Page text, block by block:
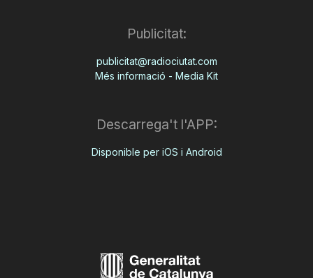
Publicitat:
publicitat@radiociutat.com
Més informació - Media Kit
Descarrega't l'APP:
Disponible per iOS i Android